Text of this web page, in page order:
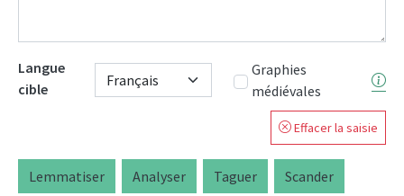
Langue
cible
Graphies
médiévales
Effacer la saisie
Lemmatiser Analyser Taguer Scander